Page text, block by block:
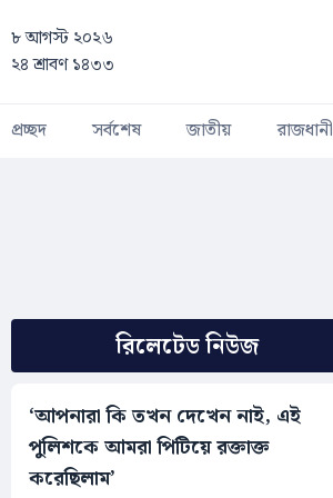
৮ আগস্ট ২০২৬
২৪ শ্রাবণ ১৪৩৩
প্রচ্ছদ সর্বশেষ জাতীয় রাজধানী
রিলেটেড নিউজ
‘আপনারা কি তখন দেখেন নাই, এই
পুলিশকে আমরা পিটিয়ে রক্তাক্ত
করেছিলাম’